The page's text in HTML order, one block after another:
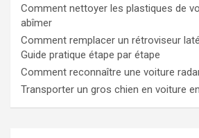
Comment nettoyer les plastiques de
abîmer
Comment remplacer un rétroviseur
Guide pratique étape par étape
Comment reconnaître une voiture
Transporter un gros chien en voiture